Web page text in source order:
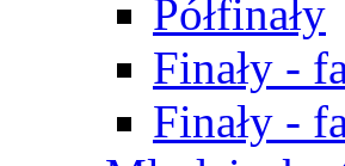
Półfinały
Finały -
Finały -